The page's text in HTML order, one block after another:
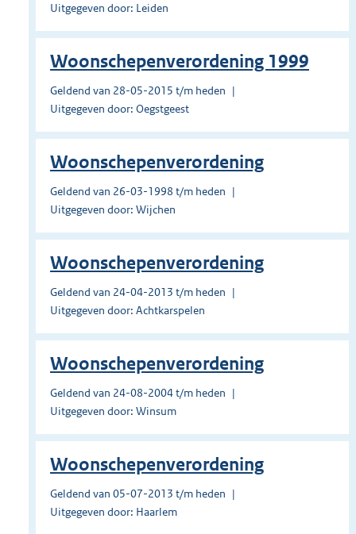
Uitgegeven door: Leiden
Woonschepenverordening 1999
Geldend van 28-05-2015 t/m heden
Uitgegeven door: Oegstgeest
Woonschepenverordening
Geldend van 26-03-1998 t/m heden
Uitgegeven door: Wijchen
Woonschepenverordening
Geldend van 24-04-2013 t/m heden
Uitgegeven door: Achtkarspelen
Woonschepenverordening
Geldend van 24-08-2004 t/m heden
Uitgegeven door: Winsum
Woonschepenverordening
Geldend van 05-07-2013 t/m heden
Uitgegeven door: Haarlem